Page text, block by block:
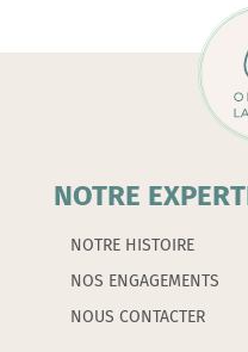
NOTRE
NOTRE HISTOIRE
NOS ENGAGEMENTS
NOUS CONTACTER